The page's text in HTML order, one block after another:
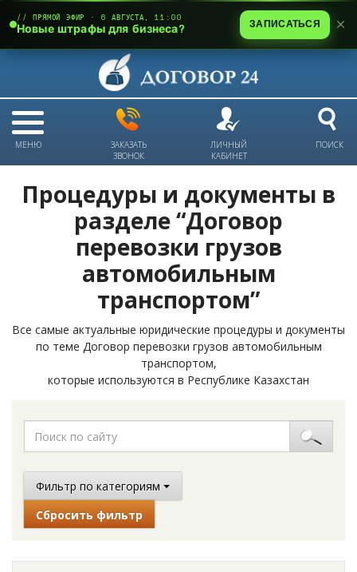
МЕНЮ
ЗАКАЗАТЬ
ЗВОНОК
ЛИЧНЫЙ
КАБИНЕТ
ПОИСК
Процедуры и документы в
разделе “Договор
перевозки грузов
автомобильным
транспортом”
Все самые актуальные юридические процедуры и документы
по теме Договор перевозки грузов автомобильным
транспортом,
которые используются в Республике Казахстан
Фильтр по категориям
Сбросить фильтр
// ПРЯМОЙ ЭФИР · 6 АВГУСТА, 11:00
Новые штрафы для бизнеса? ЗАПИСАТЬСЯ